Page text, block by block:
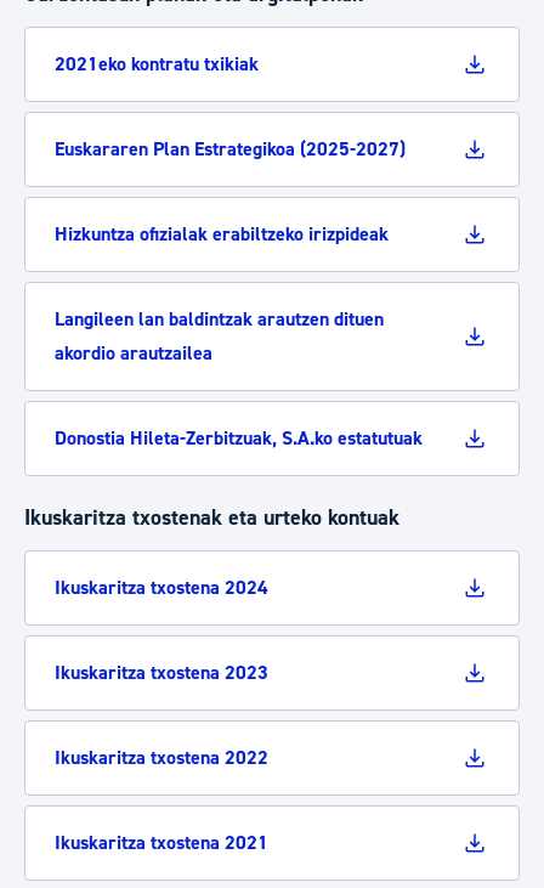
2021eko kontratu txikiak
Euskararen Plan Estrategikoa (2025-2027)
Hizkuntza ofizialak erabiltzeko irizpideak
Langileen lan baldintzak arautzen dituen
akordio arautzailea
Donostia Hileta-Zerbitzuak, S.A.ko estatutuak
Ikuskaritza txostenak eta urteko kontuak
Ikuskaritza txostena 2024
Ikuskaritza txostena 2023
Ikuskaritza txostena 2022
Ikuskaritza txostena 2021